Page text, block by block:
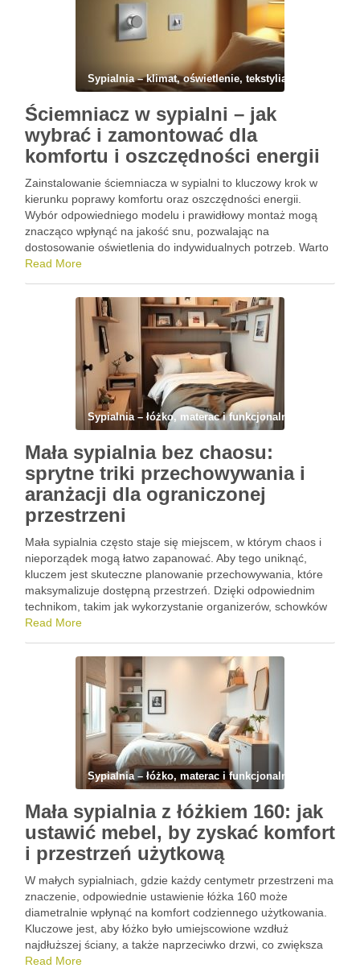
Sypialnia – klimat, oświetlenie, tekstylia i wyciszenie
Ściemniacz w sypialni – jak
wybrać i zamontować dla
komfortu i oszczędności energii
Zainstalowanie ściemniacza w sypialni to kluczowy krok w
kierunku poprawy komfortu oraz oszczędności energii.
Wybór odpowiedniego modelu i prawidłowy montaż mogą
znacząco wpłynąć na jakość snu, pozwalając na
dostosowanie oświetlenia do indywidualnych potrzeb. Warto
jednak pamiętać, że nie każdy ściemniacz będzie pasował
Read More
Sypialnia – łóżko, materac i funkcjonalny układ
Mała sypialnia bez chaosu:
sprytne triki przechowywania i
aranżacji dla ograniczonej
przestrzeni
Mała sypialnia często staje się miejscem, w którym chaos i
nieporządek mogą łatwo zapanować. Aby tego uniknąć,
kluczem jest skuteczne planowanie przechowywania, które
maksymalizuje dostępną przestrzeń. Dzięki odpowiednim
technikom, takim jak wykorzystanie organizerów, schowków
czy inteligentnych rozwiązań, można zapanować nad
Warto poznać sprawdzone …
Read More
Sypialnia – łóżko, materac i funkcjonalny układ
Mała sypialnia z łóżkiem 160: jak
ustawić mebel, by zyskać komfort
i przestrzeń użytkową
W małych sypialniach, gdzie każdy centymetr przestrzeni ma
znaczenie, odpowiednie ustawienie łóżka 160 może
diametralnie wpłynąć na komfort codziennego użytkowania.
Kluczowe jest, aby łóżko było umiejscowione wzdłuż
najdłuższej ściany, a także naprzeciwko drzwi, co zwiększa
poczucie przestrzeni i sprzyja lepszemu snu. Zrozumienie,
Read More